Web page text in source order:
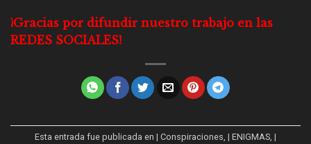
¡Gracias por difundir nuestro trabajo en las
REDES SOCIALES!
Esta entrada fue publicada en | Conspiraciones | ENIGMAS |